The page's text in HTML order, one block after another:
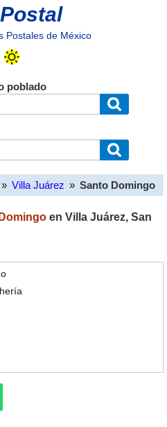
Postales de México
poblado
» Villa Juárez » Santo Domingo
en Villa Juárez, San